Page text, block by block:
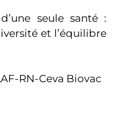
seule santé :
et l’équilibre
RN-Ceva Biovac